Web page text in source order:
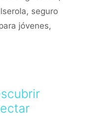
, seguro
jóvenes,